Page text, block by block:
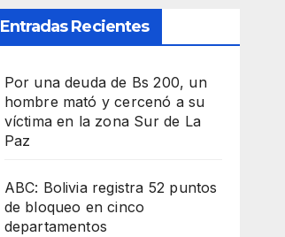
Entradas Recientes
Por una deuda de Bs 200, un
hombre mató y cercenó a su
víctima en la zona Sur de La
Paz
ABC: Bolivia registra 52 puntos
de bloqueo en cinco
departamentos